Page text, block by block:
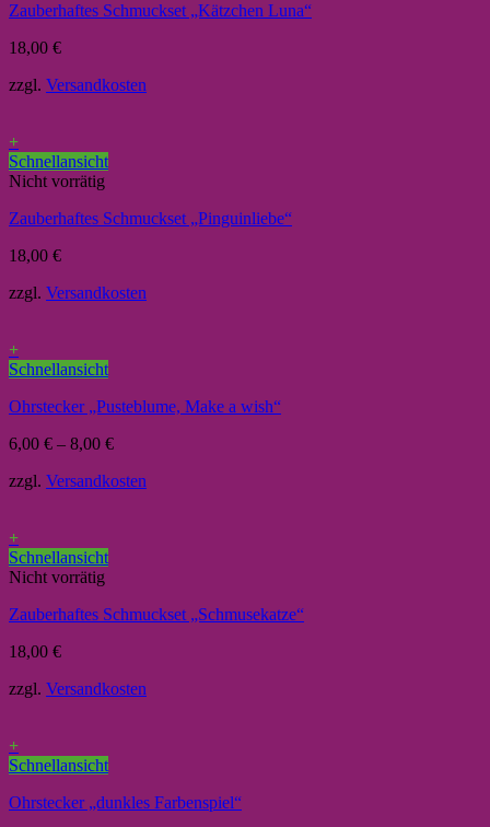
Zauberhaftes Schmuckset „Kätzchen Luna“
18,00 €
zzgl. Versandkosten
+
Schnellansicht
Nicht vorrätig
Zauberhaftes Schmuckset „Pinguinliebe“
18,00 €
zzgl. Versandkosten
+
Schnellansicht
Ohrstecker „Pusteblume, Make a wish“
6,00 € – 8,00 €
zzgl. Versandkosten
+
Schnellansicht
Nicht vorrätig
Zauberhaftes Schmuckset „Schmusekatze“
18,00 €
zzgl. Versandkosten
+
Schnellansicht
Ohrstecker „dunkles Farbenspiel“